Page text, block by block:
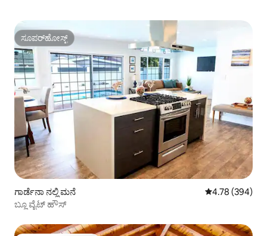
ಸೂಪರ್‌ಹೋಸ್ಟ್
ಸೂಪರ್‌ಹೋಸ್ಟ್
ಗಾರ್ಡೆನಾ ನಲ್ಲಿ ಮನೆ 5 ರಲ್ಲಿ 4.78
4.78 (394)
ಬ್ಲೂ ವೈಟ್ ಹೌಸ್